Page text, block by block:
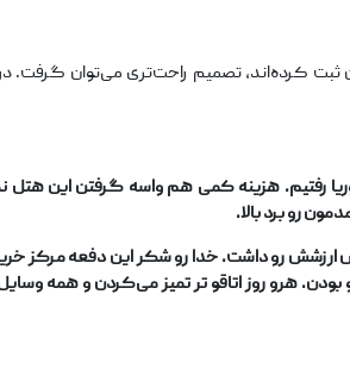
کرده‌اند، تصمیم راحت‌تری می‌توان گرفت. در
رفتیم. هزینه کمی هم واسه گرفتن این
رو برد بالا.
ارزشش رو داشت. خدا رو شکر این دفعه مرکز
هرو روز اتاقو تر تمیز می‌کردن و همه